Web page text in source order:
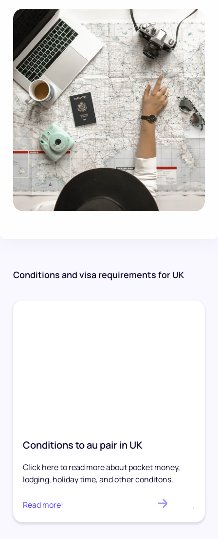
Conditions and visa requirements for UK
Conditions to au pair in UK
Click here to read more about pocket money,
lodging, holiday time, and other conditons.
Read more! .